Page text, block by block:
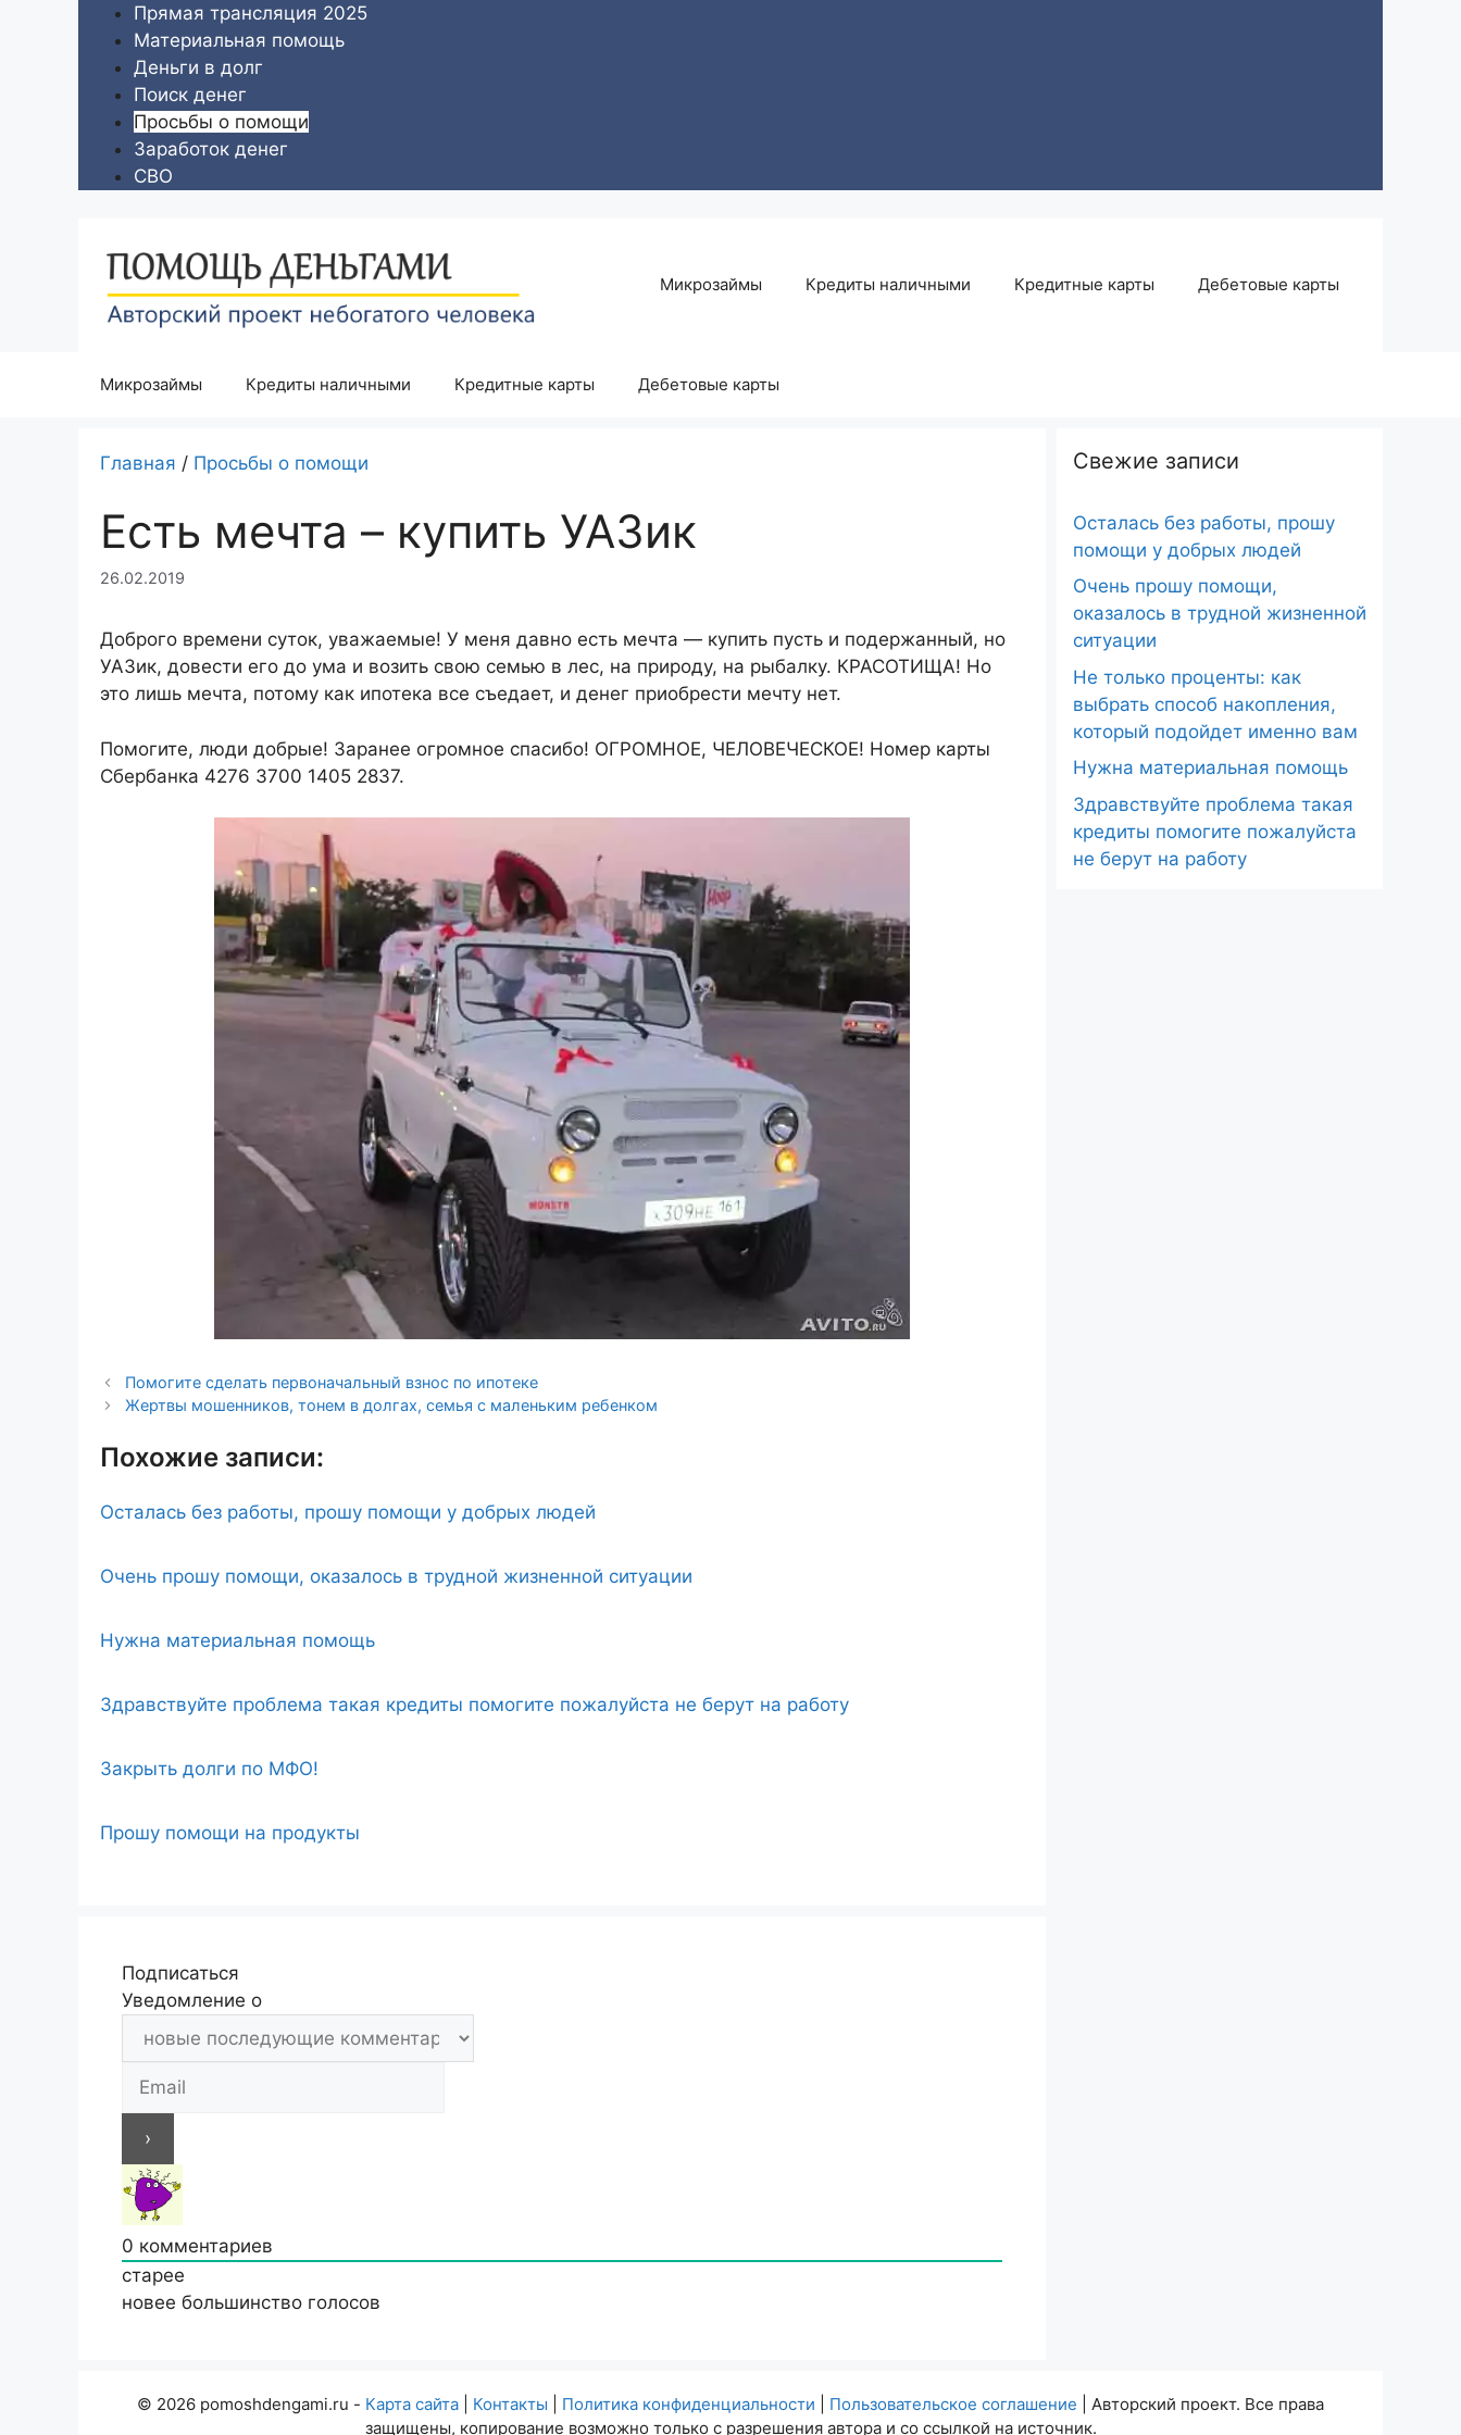
содержимому
Прямая трансляция 2025
Материальная помощь
Деньги в долг
Поиск денег
Просьбы о помощи
Заработок денег
СВО
Микрозаймы Кредиты наличными Кредитные карты Дебетовые карты
Микрозаймы Кредиты наличными Кредитные карты Дебетовые карты
Главная / Просьбы о помощи
Есть мечта – купить УАЗик
26.02.2019
Доброго времени суток, уважаемые! У меня давно есть мечта — купить пусть и подержанный, но
УАЗик, довести его до ума и возить свою семью в лес, на природу, на рыбалку. КРАСОТИЩА! Но
это лишь мечта, потому как ипотека все съедает, и денег приобрести мечту нет.
Помогите, люди добрые! Заранее огромное спасибо! ОГРОМНОЕ, ЧЕЛОВЕЧЕСКОЕ! Номер карты
Сбербанка 4276 3700 1405 2837.
Помогите сделать первоначальный взнос по ипотеке
Жертвы мошенников, тонем в долгах, семья с маленьким ребенком
Похожие записи:
Осталась без работы, прошу помощи у добрых людей
Очень прошу помощи, оказалось в трудной жизненной ситуации
Нужна материальная помощь
Здравствуйте проблема такая кредиты помогите пожалуйста не берут на работу
Закрыть долги по МФО!
Прошу помощи на продукты
Подписаться
Уведомление о
0 комментариев
старее
новее большинство голосов
Свежие записи
Осталась без работы, прошу
помощи у добрых людей
Очень прошу помощи,
оказалось в трудной жизненной
ситуации
Не только проценты: как
выбрать способ накопления,
который подойдет именно вам
Нужна материальная помощь
Здравствуйте проблема такая
кредиты помогите пожалуйста
не берут на работу
© 2026 pomoshdengami.ru - Карта сайта Контакты Политика конфиденциальности Пользовательское соглашение | Авторский проект. Все права
защищены, копирование возможно только с разрешения автора и со ссылкой на источник.